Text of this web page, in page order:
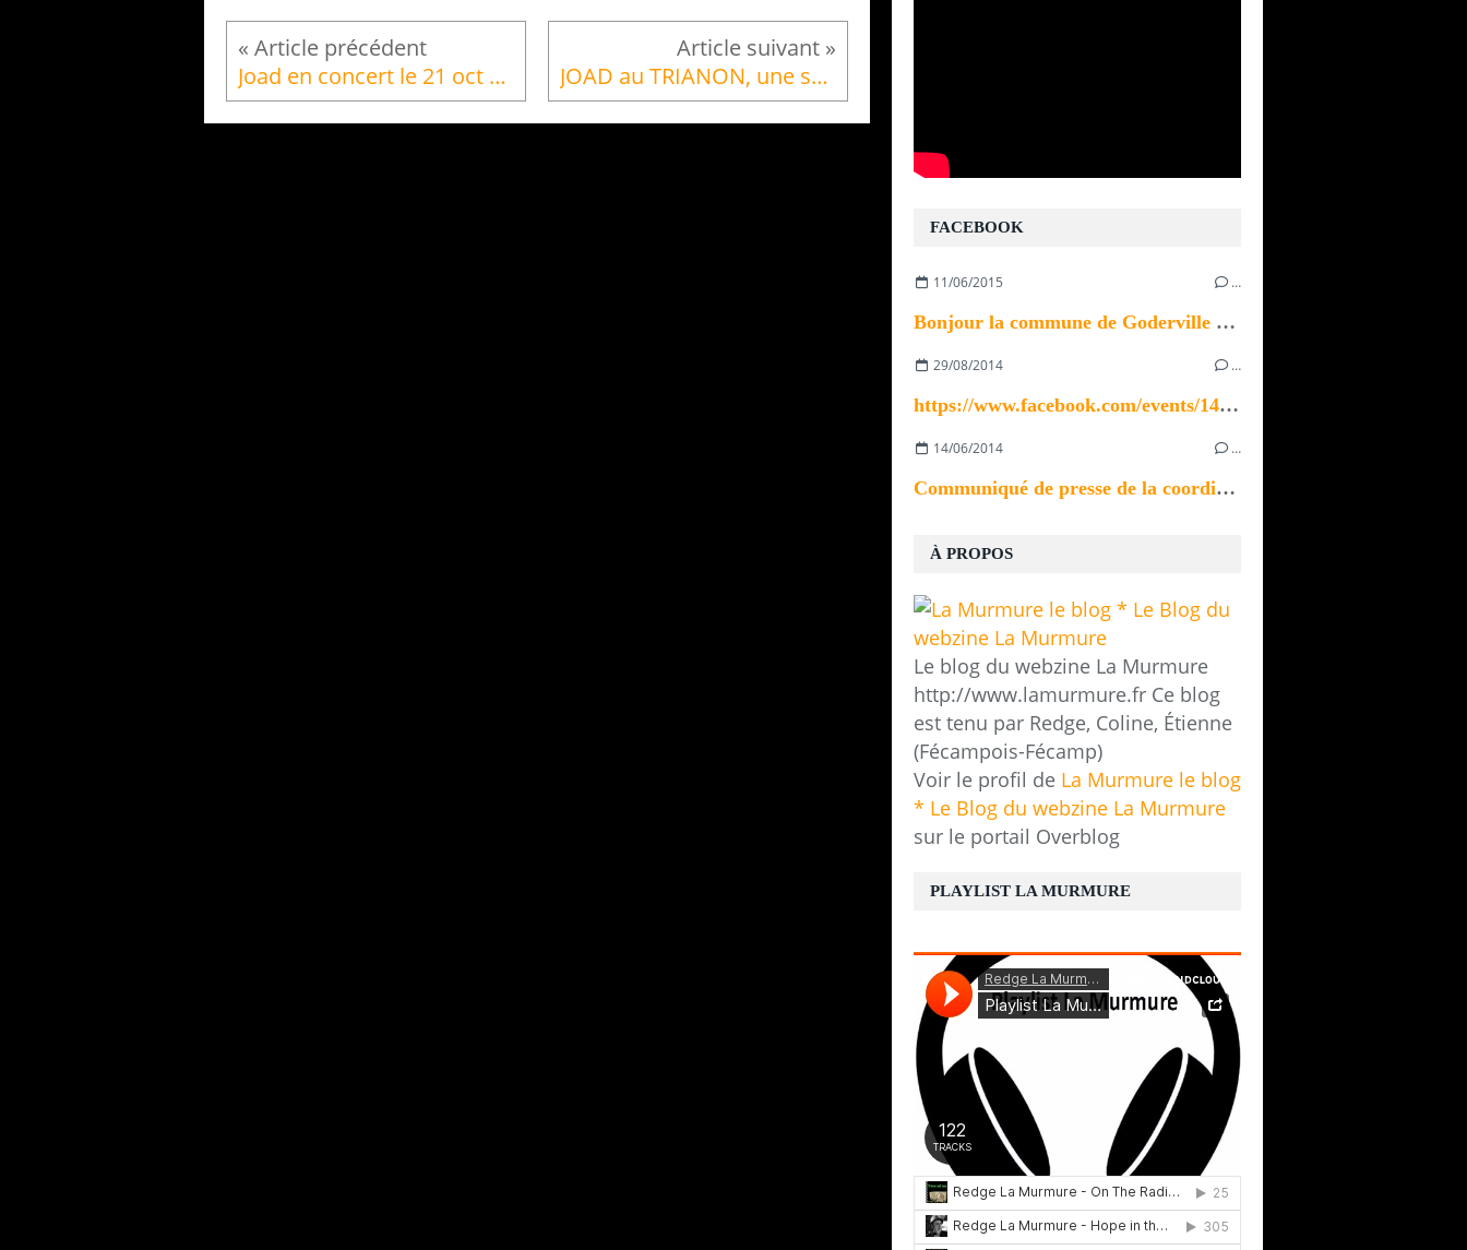
Joad en concert le 21 oct au trianon pour la sortie nouvel album JOAD au TRIANON, une sortie d'album réussie !
À PROPOS
Le blog du webzine La Murmure
http://www.lamurmure.fr Ce blog
est tenu par Redge, Coline, Étienne
(Fécampois-Fécamp)
Voir le profil de La Murmure le blog
* Le Blog du webzine La Murmure
sur le portail Overblog
FACEBOOK
11/06/2015 …
Bonjour la commune de Goderville recherche un ou...
29/08/2014 …
https://www.facebook.com/events/1433923370196535/
14/06/2014 …
Communiqué de presse de la coordination des...
PLAYLIST LA MURMURE